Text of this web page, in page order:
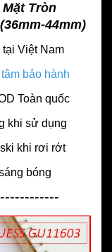
Tròn
44mm)
tại Việt Nam
bảo hành
Toàn quốc
khi sử dụng
khi rơi rớt
bóng